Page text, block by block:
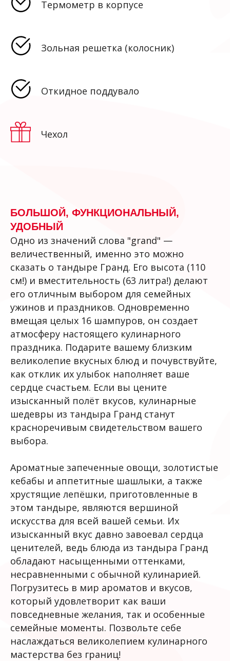
Термометр в корпусе
Зольная решетка (колосник)
Откидное поддувало
Чехол
БОЛЬШОЙ, ФУНКЦИОНАЛЬНЫЙ,
УДОБНЫЙ
Одно из значений слова "grand" —
величественный, именно это можно
сказать о тандыре Гранд. Его высота (110
см!) и вместительность (63 литра!) делают
его отличным выбором для семейных
ужинов и праздников. Одновременно
вмещая целых 16 шампуров, он создает
атмосферу настоящего кулинарного
праздника. Подарите вашему близким
великолепие вкусных блюд и почувствуйте,
как отклик их улыбок наполняет ваше
сердце счастьем. Если вы цените
изысканный полёт вкусов, кулинарные
шедевры из тандыра Гранд станут
красноречивым свидетельством вашего
выбора.
Ароматные запеченные овощи, золотистые
кебабы и аппетитные шашлыки, а также
хрустящие лепёшки, приготовленные в
этом тандыре, являются вершиной
искусства для всей вашей семьи. Их
изысканный вкус давно завоевал сердца
ценителей, ведь блюда из тандыра Гранд
обладают насыщенными оттенками,
несравненными с обычной кулинарией.
Погрузитесь в мир ароматов и вкусов,
который удовлетворит как ваши
повседневные желания, так и особенные
семейные моменты. Позвольте себе
наслаждаться великолепием кулинарного
мастерства без границ!